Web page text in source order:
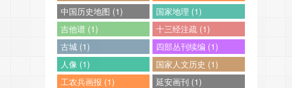
中国历史地图 (1)
国家地理 (1)
吉他谱 (1)
十三经注疏 (1)
古城 (1)
四部丛刊续编 (1)
人像 (1)
国家人文历史 (1)
工农兵画报 (1)
延安画刊 (1)